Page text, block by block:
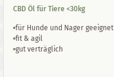
CBD Öl für Tiere <30kg
für Hunde und Nager geeignet
fit & agil
gut verträglich